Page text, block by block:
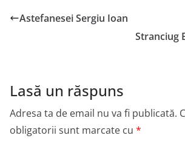
Astefanesei Sergiu Ioan
Stranciug
Lasă un răspuns
Adresa ta de email nu va fi publicată.
obligatorii sunt marcate cu *